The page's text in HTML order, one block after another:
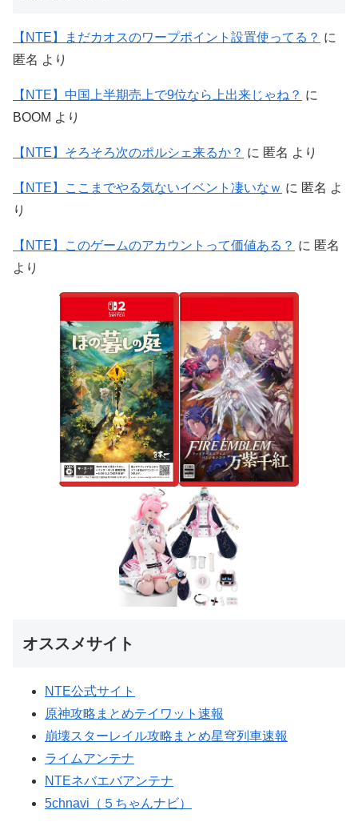
【NTE】まだカオスのワープポイント設置使ってる？ に
匿名 より
【NTE】中国上半期売上で9位なら上出来じゃね？ に
BOOM より
【NTE】そろそろ次のポルシェ来るか？ に 匿名 より
【NTE】ここまでやる気ないイベント凄いなｗ に 匿名 よ
り
【NTE】このゲームのアカウントって価値ある？ に 匿名
より
オススメサイト
NTE公式サイト
原神攻略まとめテイワット速報
崩壊スターレイル攻略まとめ星穹列車速報
ライムアンテナ
NTEネバエバアンテナ
5chnavi（５ちゃんナビ）